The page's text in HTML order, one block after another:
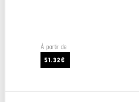
À partir de
51.32€